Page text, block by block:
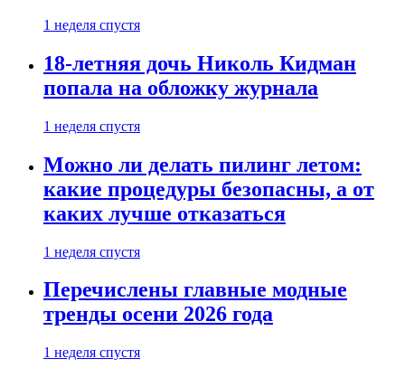
1 неделя спустя
18-летняя дочь Николь Кидман
попала на обложку журнала
1 неделя спустя
Можно ли делать пилинг летом:
какие процедуры безопасны, а от
каких лучше отказаться
1 неделя спустя
Перечислены главные модные
тренды осени 2026 года
1 неделя спустя